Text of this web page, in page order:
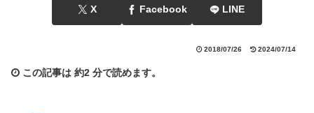
X Facebook LINE
2018/07/26 2024/07/14
この記事は 約2 分で読めます。